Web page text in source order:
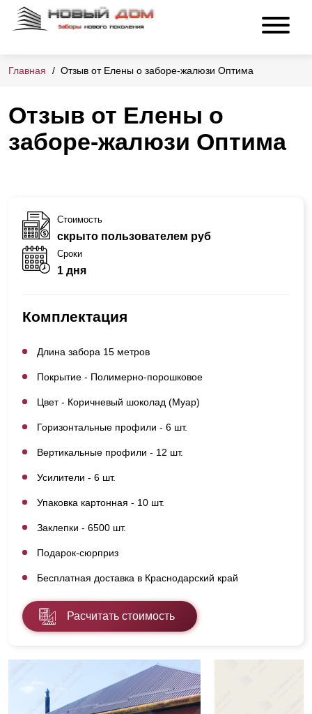
Главная Отзыв от Елены о заборе-жалюзи Оптима
Отзыв от Елены о
заборе-жалюзи Оптима
Стоимость
скрыто пользователем руб
Сроки
1 дня
Комплектация
Длина забора 15 метров
Покрытие - Полимерно-порошковое
Цвет - Коричневый шоколад (Муар)
Горизонтальные профили - 6 шт.
Вертикальные профили - 12 шт.
Усилители - 6 шт.
Упаковка картонная - 10 шт.
Заклепки - 6500 шт.
Подарок-сюрприз
Бесплатная доставка в Краснодарский край
Расчитать стоимость